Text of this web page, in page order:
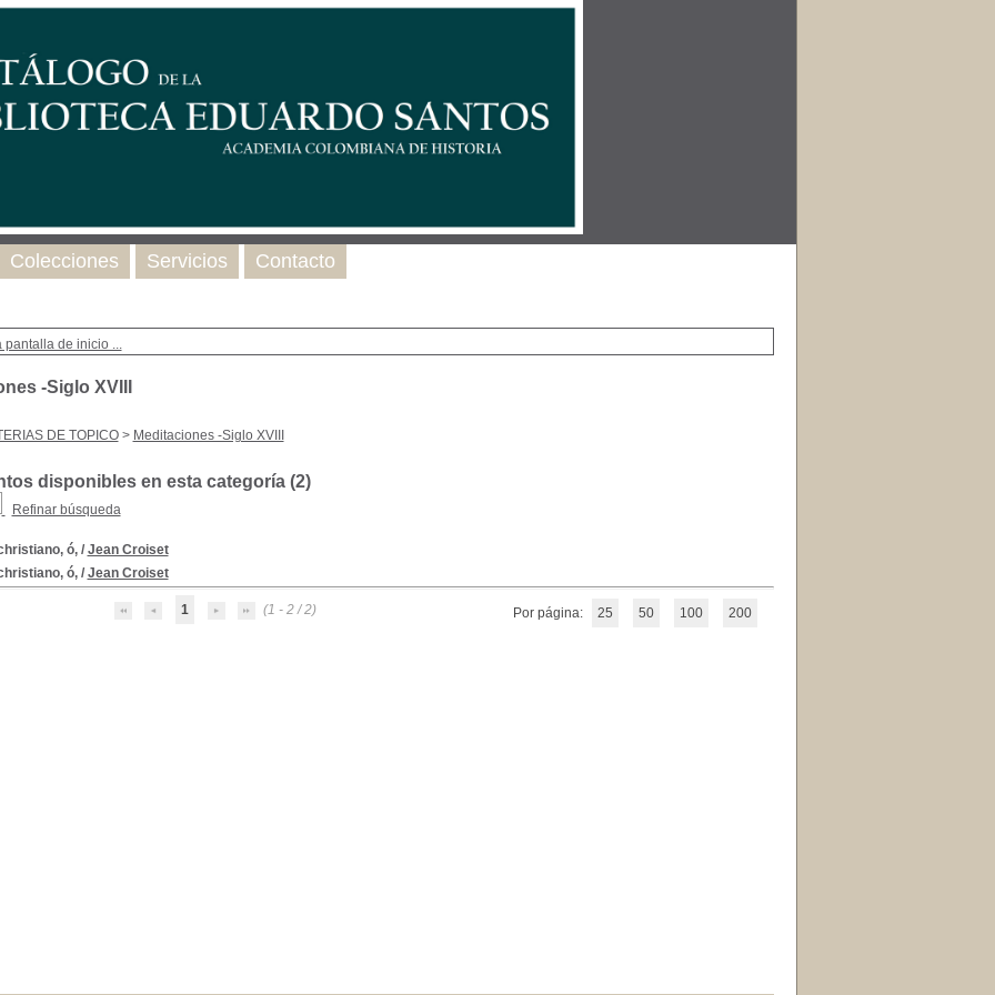
pantalla de inicio ...
-Siglo XVIII
DE TOPICO> Meditaciones -Siglo XVIII
disponibles en esta categoría (2)
Refinar búsqueda
ó,/ Jean Croiset
ó,/ Jean Croiset
1 (1 - 2 / 2) Por página: 25 50 100 200
Colecciones Servicios Contacto